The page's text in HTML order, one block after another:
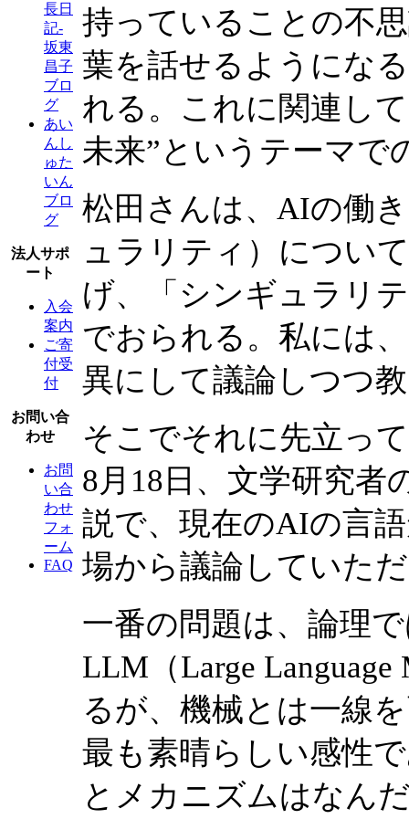
長日
記-
坂東
昌子
ブロ
グ
あい
んし
ゅた
いん
ブロ
グ
法人サポ
ート
入会
案内
ご寄
付受
付
お問い合
わせ
お問
い合
わせ
フォ
ーム
FAQ
持っていることの不
葉を話せるようにな
れる。これに関連し
未来”というテーマで
松田さんは、AIの働
ュラリティ）につい
げ、「シンギュラリ
でおられる。私には
異にして議論しつつ
そこでそれに先立っ
8月18日、文学研究者
説で、現在のAIの言
場から議論していた
一番の問題は、論理
LLM（Large
るが、機械とは一線
最も素晴らしい感性
とメカニズムはなん